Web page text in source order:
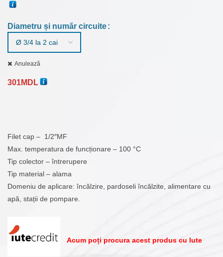
până
Diametru și număr circuite
Anulează
301MDL
Filet cap – 1/2″MF
Max. temperatura de funcționare – 100 °C
Tip colector – întrerupere
Tip material – alama
Domeniu de aplicare: încălzire, pardoseli încălzite, alimentare cu
apă, stații de pompare.
Acum poți procura acest produs cu Iute